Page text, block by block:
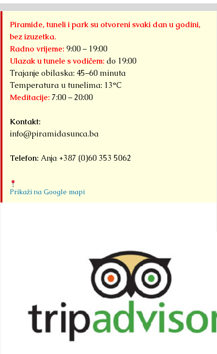
Piramide, tuneli i park su otvoreni svaki dan u godini,
bez izuzetka.
Radno vrijeme: 9:00 – 19:00
Ulazak u tunele s vodičem: do 19:00
Trajanje obilaska: 45–60 minuta
Temperatura u tunelima: 13°C
Meditacije: 7:00 – 20:00
Kontakt:
info@piramidasunca.ba
Telefon: Anja +387 (0)60 353 5062
Prikaži na Google mapi